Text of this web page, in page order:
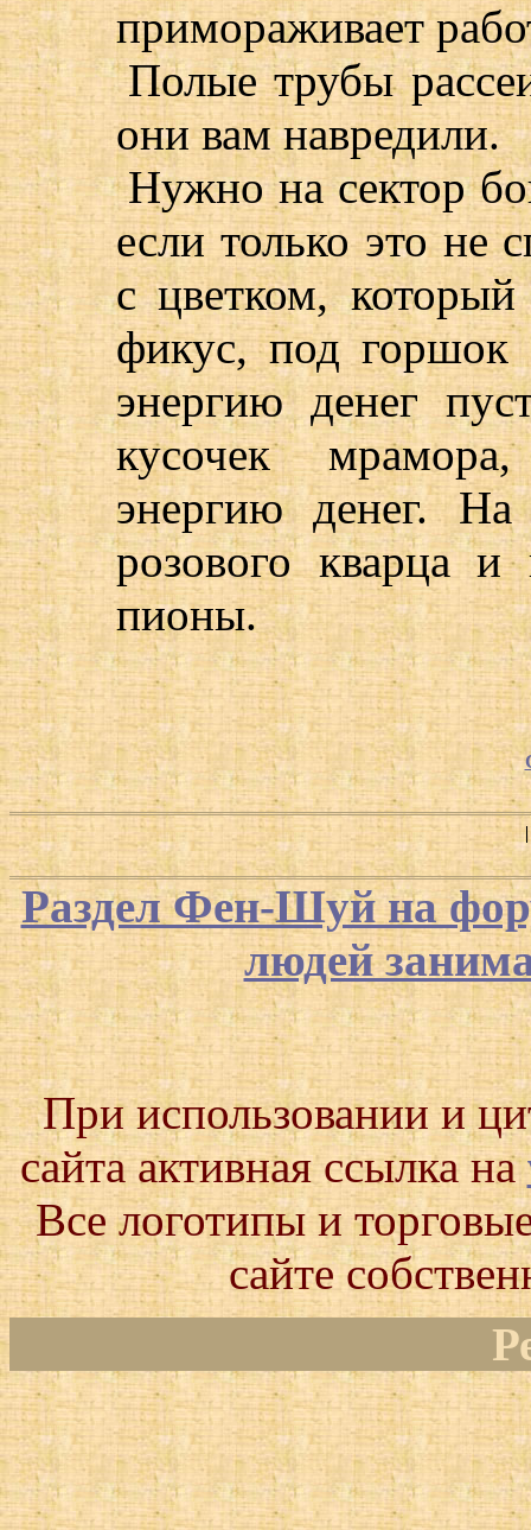
примораживает
Полые трубы
они вам навредили.
Нужно на сектор
если только это не
с цветком, который
фикус, под горшок
энергию денег
кусочек
энергию денег. На
розового кварца и
пионы.
Раздел Фен-Шуй на
людей
При использовании и
сайта активная ссылка на
Все логотипы и
сайте